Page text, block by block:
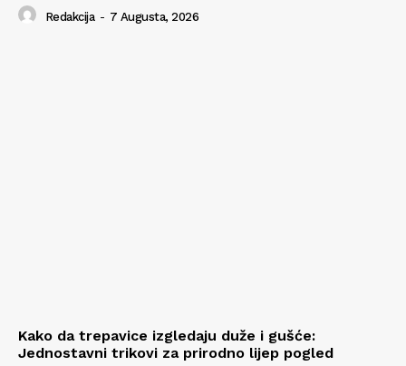
Redakcija - 7 Augusta, 2026
Kako da trepavice izgledaju duže i gušće:
Jednostavni trikovi za prirodno lijep pogled